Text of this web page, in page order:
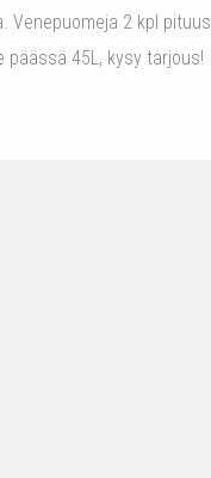
Venepuomeja 2 kpl pituus
päässä 45L, kysy tarjous!